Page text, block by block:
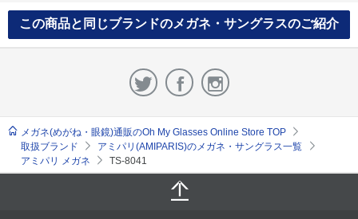
この商品と同じブランドのメガネ・サングラスのご紹介
メガネ(めがね・眼鏡)通販のOh My Glasses Online Store TOP
取扱ブランド
アミパリ(AMIPARIS)のメガネ・サングラス一覧
アミパリ メガネ
TS-8041